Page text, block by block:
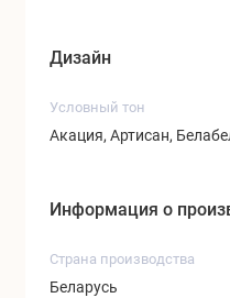
Дизайн
Условный тон
Акация, Артисан,
Информация о
Страна производства
Беларусь